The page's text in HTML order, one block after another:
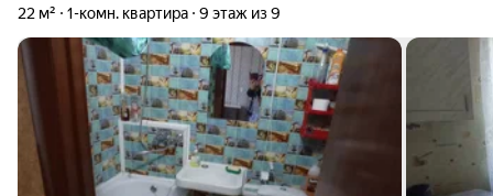
22 м² 1-комн. квартира 9 этаж из 9